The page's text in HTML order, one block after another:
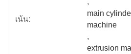
เน้น:
,
main
machine
,
extrusion